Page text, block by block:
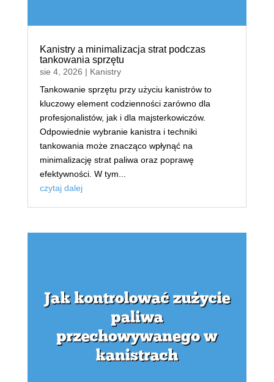
Kanistry a minimalizacja strat podczas
tankowania sprzętu
sie 4, 2026 | Kanistry
Tankowanie sprzętu przy użyciu kanistrów to
kluczowy element codzienności zarówno dla
profesjonalistów, jak i dla majsterkowiczów.
Odpowiednie wybranie kanistra i techniki
tankowania może znacząco wpłynąć na
minimalizację strat paliwa oraz poprawę
efektywności. W tym...
czytaj dalej